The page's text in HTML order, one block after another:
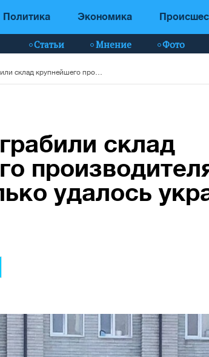
Политика Экономика
Статьи Мнение Фото
склад
удалось